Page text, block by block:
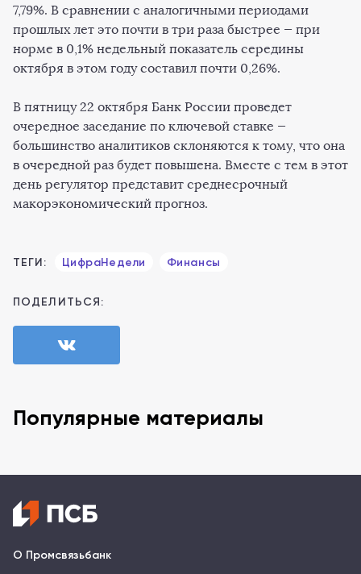
7,79%. В сравнении с аналогичными периодами
прошлых лет это почти в три раза быстрее — при
норме в 0,1% недельный показатель середины
октября в этом году составил почти 0,26%.
В пятницу 22 октября Банк России проведет
очередное заседание по ключевой ставке —
большинство аналитиков склоняются к тому, что она
в очередной раз будет повышена. Вместе с тем в этот
день регулятор представит среднесрочный
макорэкономический прогноз.
ТЕГИ: ЦифраНедели Финансы
ПОДЕЛИТЬСЯ:
Популярные материалы
О Промсвязьбанк